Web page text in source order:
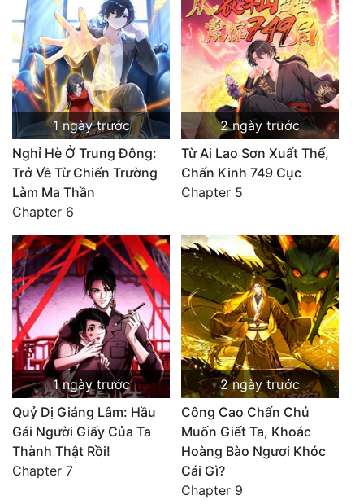
1 ngày trước
Nghỉ Hè Ở Trung Đông:
Trở Về Từ Chiến Trường
Làm Ma Thần
Chapter 6
2 ngày trước
Từ Ai Lao Sơn Xuất Thế,
Chấn Kinh 749 Cục
Chapter 5
1 ngày trước
Quỷ Dị Giáng Lâm: Hầu
Gái Người Giấy Của Ta
Thành Thật Rồi!
Chapter 7
2 ngày trước
Công Cao Chấn Chủ
Muốn Giết Ta, Khoác
Hoàng Bào Ngươi Khóc
Cái Gì?
Chapter 9